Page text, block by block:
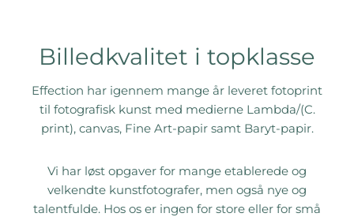
Billedkvalitet i topklasse
Effection har igennem mange år leveret fotoprint
til fotografisk kunst med medierne Lambda/(C.
print), canvas, Fine Art-papir samt Baryt-papir.
Vi har løst opgaver for mange etablerede og
velkendte kunstfotografer, men også nye og
talentfulde. Hos os er ingen for store eller for små